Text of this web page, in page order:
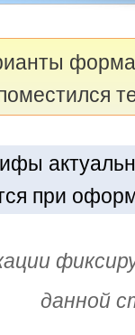
при
данной